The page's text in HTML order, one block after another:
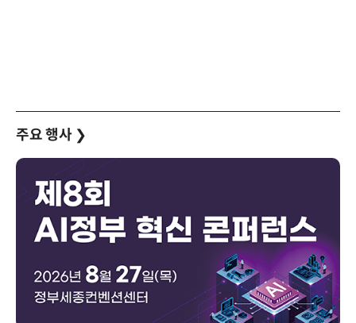
주요 행사 ❯